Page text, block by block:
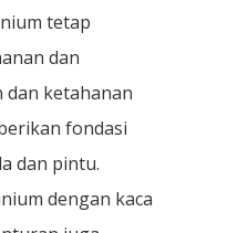
tetap
dan
dan ketahanan
fondasi
dan pintu.
dengan kaca